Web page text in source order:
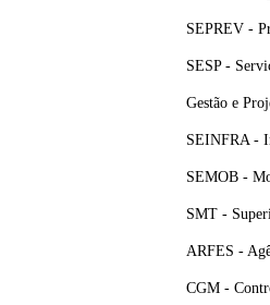
SEPREV -
SESP -
Gestão e
SEINFRA -
SEMOB -
SMT -
ARFES -
CGM -